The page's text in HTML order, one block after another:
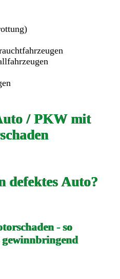
/ PKW mit
defektes Auto?
- so
gewinnbringend